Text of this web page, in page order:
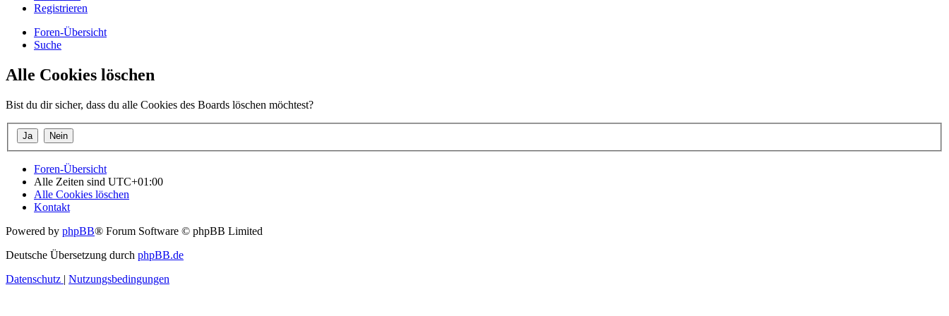
Registrieren
Foren-Übersicht
Suche
Alle Cookies löschen
Bist du dir sicher, dass du alle Cookies des Boards löschen möchtest?
Foren-Übersicht
Alle Zeiten sind UTC+01:00
Alle Cookies löschen
Kontakt
Powered by phpBB® Forum Software © phpBB Limited
Deutsche Übersetzung durch phpBB.de
Datenschutz | Nutzungsbedingungen